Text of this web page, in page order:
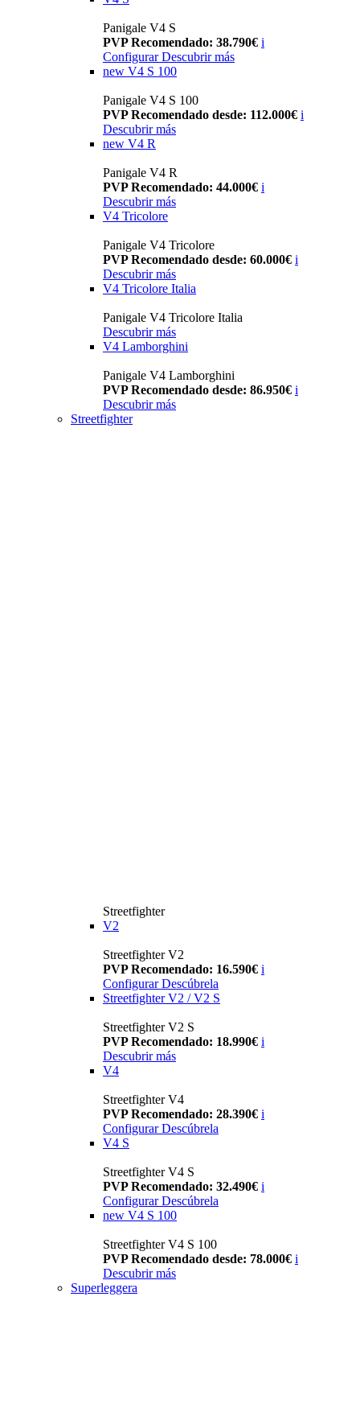
Panigale V4 S
PVP Recomendado: 38.790€ i
Configurar Descubrir más
new V4 S 100
Panigale V4 S 100
PVP Recomendado desde: 112.000€ i
Descubrir más
new V4 R
Panigale V4 R
PVP Recomendado: 44.000€ i
Descubrir más
V4 Tricolore
Panigale V4 Tricolore
PVP Recomendado desde: 60.000€ i
Descubrir más
V4 Tricolore Italia
Panigale V4 Tricolore Italia
Descubrir más
V4 Lamborghini
Panigale V4 Lamborghini
PVP Recomendado desde: 86.950€ i
Descubrir más
Streetfighter
Streetfighter
V2
Streetfighter V2
PVP Recomendado: 16.590€ i
Configurar Descúbrela
Streetfighter V2 / V2 S
Streetfighter V2 S
PVP Recomendado: 18.990€ i
Descubrir más
V4
Streetfighter V4
PVP Recomendado: 28.390€ i
Configurar Descúbrela
V4 S
Streetfighter V4 S
PVP Recomendado: 32.490€ i
Configurar Descúbrela
new V4 S 100
Streetfighter V4 S 100
PVP Recomendado desde: 78.000€ i
Descubrir más
Superleggera